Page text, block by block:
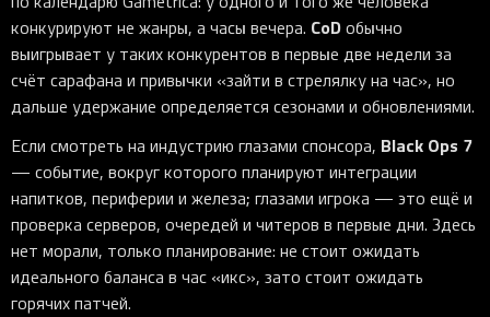
конкурируют не жанры, а часы вечера. CoDобычно
выигрывает у таких конкурентов в первые две недели за
счёт сарафана и привычки «зайти в стрелялку на час», но
дальше удержание определяется сезонами и обновлениями.
Если смотреть на индустрию глазами спонсора, Black Ops 7
— событие, вокруг которого планируют интеграции
напитков, периферии и железа; глазами игрока — это ещё и
проверка серверов, очередей и читеров в первые дни. Здесь
нет морали, только планирование: не стоит ожидать
идеального баланса в час «икс», зато стоит ожидать
горячих патчей.